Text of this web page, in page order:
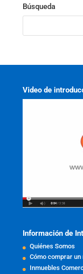
Búsqueda
Video de
Información de
Quiénes Somos
Cómo comprar
Inmuebles